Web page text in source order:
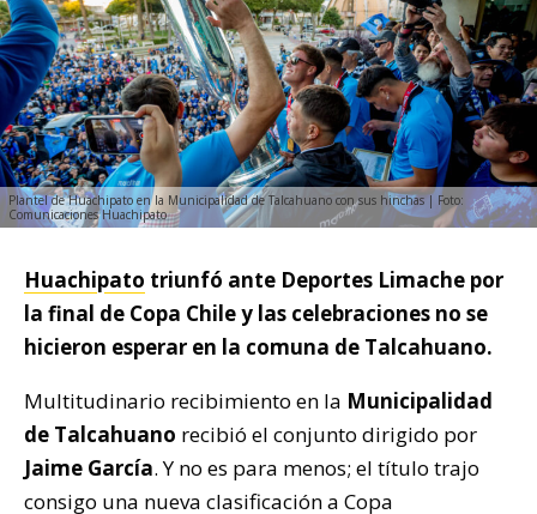
Plantel de Huachipato en la Municipalidad de Talcahuano con sus hinchas | Foto:
Comunicaciones Huachipato
Huachipato triunfó ante Deportes Limache por
la final de Copa Chile y las celebraciones no se
hicieron esperar en la comuna de Talcahuano.
Multitudinario recibimiento en la Municipalidad
de Talcahuano recibió el conjunto dirigido por
Jaime García. Y no es para menos; el título trajo
consigo una nueva clasificación a Copa